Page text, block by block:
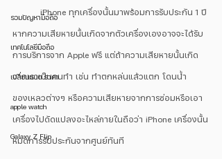
รวมปัญหามือถือ
เทคโนโลยีมือถือ
เปลี่ยนแบต ราคา
apple watch
Galaxy Z Flip
	iPhone ทุกเครื่องนั้นมาพร้อมการรับประกัน 1 ปี
หากความเสียหายนั้นเกิดจากตัวเครื่องเองอาจจะได้รับ
การบริการจาก Apple ฟรี แต่ถ้าความเสียหายนั้นเกิด
จากเราเป็นคนทำ เช่น ทำตกหล่นแล้วแตก โดนน้ำ
ของเหลวต่างๆ หรือความเสียหายจากการซ่อมหรือเอา
เครื่องไปดัดแปลงอะไหล่ภายในถือว่า iPhone เครื่องนั้น
หมดการรับประกันจากศูนย์ทันที